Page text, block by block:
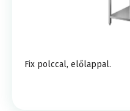
Fix polccal, előlappal.